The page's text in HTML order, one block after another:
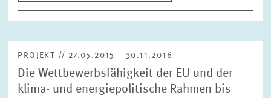
PROJEKT // 27.05.2015 – 30.11.2016
Die Wettbewerbsfähigkeit der EU und der
klima- und energiepolitische Rahmen bis